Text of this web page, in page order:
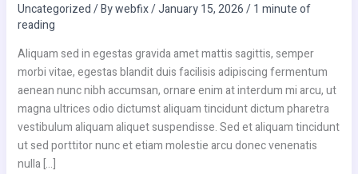
Uncategorized/ Bywebfix/January 15, 2026/1 minute of
reading
Aliquam sed in egestas gravida amet mattis sagittis, semper
morbi vitae, egestas blandit duis facilisis adipiscing fermentum
aenean nunc nibh accumsan, ornare enim at interdum mi arcu, ut
magna ultrices odio dictumst aliquam tincidunt dictum pharetra
vestibulum aliquam aliquet suspendisse. Sed et aliquam tincidunt
ut sed porttitor nunc et etiam molestie arcu donec venenatis
nulla […]